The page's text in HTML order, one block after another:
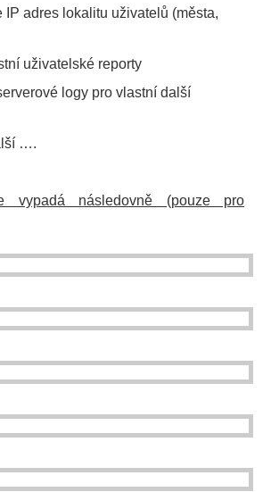
IP adres lokalitu uživatelů (města,
uživatelské reporty
logy pro vlastní další
….
vypadá následovně (pouze pro